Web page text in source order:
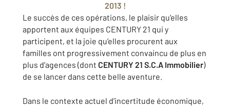
2013 !
Le succès de ces opérations, le plaisir qu’elles
apportent aux équipes CENTURY 21 qui y
participent, et la joie qu’elles procurent aux
familles ont progressivement convaincu de plus en
plus d’agences (dont CENTURY 21 S.C.A Immobilier)
de se lancer dans cette belle aventure.
Dans le contexte actuel d’incertitude économique,